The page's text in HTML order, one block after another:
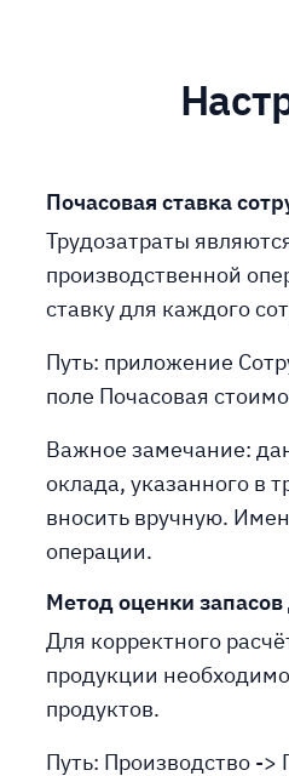
Почасовая ставка
Трудозатраты
производственной
ставку для каждого
Путь: приложение
поле Почасовая
Важное замечание:
оклада, указанного в
вносить вручную.
операции.
Метод оценки
Для корректного
продукции
продуктов.
Путь: Производство ->